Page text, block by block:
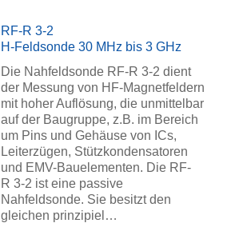
RF-R 3-2
H-Feldsonde 30 MHz bis 3 GHz
Die Nahfeldsonde RF-R 3-2 dient
der Messung von HF-Magnetfeldern
mit hoher Auflösung, die unmittelbar
auf der Baugruppe, z.B. im Bereich
um Pins und Gehäuse von ICs,
Leiterzügen, Stützkondensatoren
und EMV-Bauelementen. Die RF-
R 3-2 ist eine passive
Nahfeldsonde. Sie besitzt den
gleichen prinzipiel…